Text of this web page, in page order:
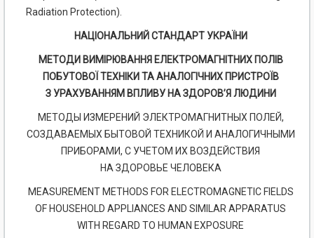
Radiation Protection).
НАЦІОНАЛЬНИЙ СТАНДАРТ УКРАЇНИ
МЕТОДИ ВИМІРЮВАННЯ ЕЛЕКТРОМАГНІТНИХ ПОЛІВ
ПОБУТОВОЇ ТЕХНІКИ ТА АНАЛОГІЧНИХ ПРИСТРОЇВ
З УРАХУВАННЯМ ВПЛИВУ НА ЗДОРОВ’Я ЛЮДИНИ
МЕТОДЫ ИЗМЕРЕНИЙ ЭЛЕКТРОМАГНИТНЫХ ПОЛЕЙ,
СОЗДАВАЕМЫХ БЫТОВОЙ ТЕХНИКОЙ И АНАЛОГИЧНЫМИ
ПРИБОРАМИ, С УЧЕТОМ ИХ ВОЗДЕЙСТВИЯ
НА ЗДОРОВЬЕ ЧЕЛОВЕКА
MEASUREMENT METHODS FOR ELECTROMAGNETIC FIELDS
OF HOUSEHOLD APPLIANCES AND SIMILAR APPARATUS
WITH REGARD TO HUMAN EXPOSURE